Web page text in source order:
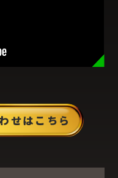
せはこちら